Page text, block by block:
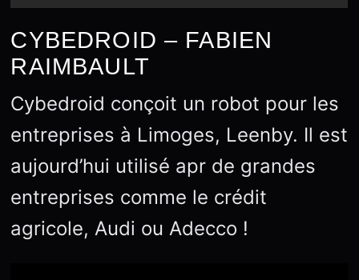
CYBEDROID – FABIEN
RAIMBAULT
Cybedroid conçoit un robot pour les
entreprises à Limoges, Leenby. Il est
aujourd’hui utilisé apr de grandes
entreprises comme le crédit
agricole, Audi ou Adecco !